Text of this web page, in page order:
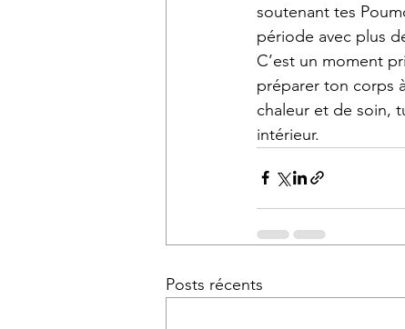
soutenant tes
période avec plus
C’est un moment
préparer ton corps
chaleur et de soin,
intérieur.
Posts récents